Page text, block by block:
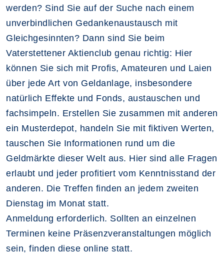
werden? Sind Sie auf der Suche nach einem
unverbindlichen Gedankenaustausch mit
Gleichgesinnten? Dann sind Sie beim
Vaterstettener Aktienclub genau richtig: Hier
können Sie sich mit Profis, Amateuren und Laien
über jede Art von Geldanlage, insbesondere
natürlich Effekte und Fonds, austauschen und
fachsimpeln. Erstellen Sie zusammen mit anderen
ein Musterdepot, handeln Sie mit fiktiven Werten,
tauschen Sie Informationen rund um die
Geldmärkte dieser Welt aus. Hier sind alle Fragen
erlaubt und jeder profitiert vom Kenntnisstand der
anderen. Die Treffen finden an jedem zweiten
Dienstag im Monat statt.
Anmeldung erforderlich. Sollten an einzelnen
Terminen keine Präsenzveranstaltungen möglich
sein, finden diese online statt.